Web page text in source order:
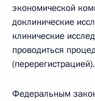
экономической
доклинические
клинические
проводиться
(перерегистрацией).
Федеральным